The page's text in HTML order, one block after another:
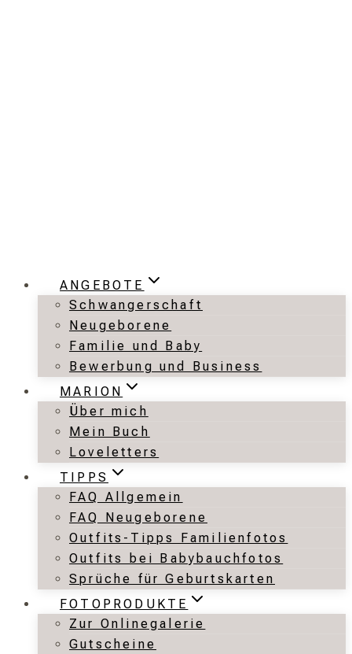
ANGEBOTE
Schwangerschaft
Neugeborene
Familie und Baby
Bewerbung und Business
MARION
Über mich
Mein Buch
Loveletters
TIPPS
FAQ Allgemein
FAQ Neugeborene
Outfits-Tipps Familienfotos
Outfits bei Babybauchfotos
Sprüche für Geburtskarten
FOTOPRODUKTE
Zur Onlinegalerie
Gutscheine